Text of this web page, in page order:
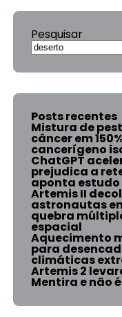
Pesquisar
Posts recentes
Mistura de
câncer em
cancerígeno
ChatGPT
prejudica a
aponta estudo
Artemis II
astronautas
quebra
espacial
Aquecimento
para
climáticas
Artemis 2
Mentira e não